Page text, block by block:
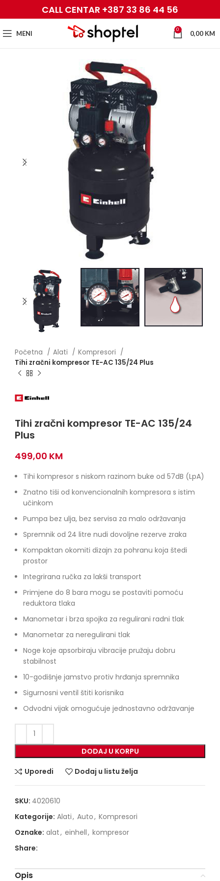
CALL CENTAR +387 33 86 44 56
MENI 0 0,00 KM
Početna Alati
Kompresori
Tihi zračni kompresor TE-AC 135/24 Plus
Tihi zračni kompresor TE-AC 135/24
Plus
499,00 KM
Tihi kompresor s niskom razinom buke od 57dB (LpA)
Znatno tiši od konvencionalnih kompresora s istim
učinkom
Pumpa bez ulja, bez servisa za malo održavanja
Spremnik od 24 litre nudi dovoljne rezerve zraka
Kompaktan okomiti dizajn za pohranu koja štedi
prostor
Integrirana ručka za lakši transport
Primjene do 8 bara mogu se postaviti pomoću
reduktora tlaka
Manometar i brza spojka za regulirani radni tlak
Manometar za neregulirani tlak
Noge koje apsorbiraju vibracije pružaju dobru
stabilnost
10-godišnje jamstvo protiv hrđanja spremnika
Sigurnosni ventil štiti korisnika
Odvodni vijak omogućuje jednostavno održavanje
DODAJ U KORPU
Uporedi Dodaj u listu želja
SKU: 4020610
Kategorije: Alati, Auto, Kompresori
Oznake: alat, einhell, kompresor
Share:
Opis